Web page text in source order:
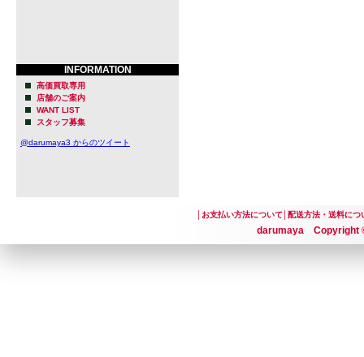
INFORMATION
高価買取専用
店舗のご案内
WANT LIST
スタッフ募集
@darumaya3 からのツイート
お支払い方法について│ 配送方法・送料につ
darumaya Copyright